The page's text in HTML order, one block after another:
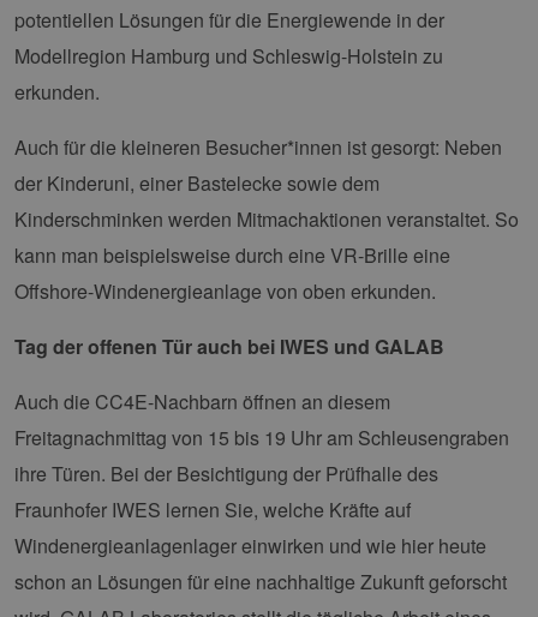
potentiellen Lösungen für die Energiewende in der
Modellregion Hamburg und Schleswig-Holstein zu
erkunden.
Auch für die kleineren Besucher*innen ist gesorgt: Neben
der Kinderuni, einer Bastelecke sowie dem
Kinderschminken werden Mitmachaktionen veranstaltet. So
kann man beispielsweise durch eine VR-Brille eine
Offshore-Windenergieanlage von oben erkunden.
Tag der offenen Tür auch bei IWES und GALAB
Auch die CC4E-Nachbarn öffnen an diesem
Freitagnachmittag von 15 bis 19 Uhr am Schleusengraben
ihre Türen. Bei der Besichtigung der Prüfhalle des
Fraunhofer IWES lernen Sie, welche Kräfte auf
Windenergieanlagenlager einwirken und wie hier heute
schon an Lösungen für eine nachhaltige Zukunft geforscht